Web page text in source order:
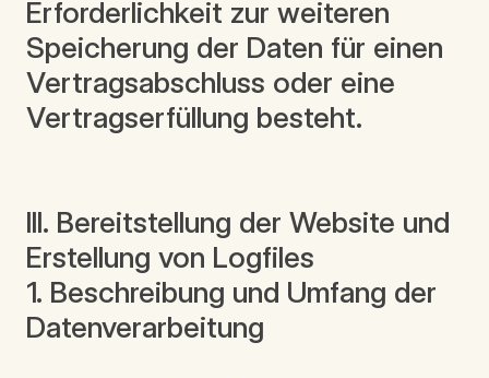
Erforderlichkeit zur weiteren
Speicherung der Daten für einen
Vertragsabschluss oder eine
Vertragserfüllung besteht.
III. Bereitstellung der Website und
Erstellung von Logfiles
1. Beschreibung und Umfang der
Datenverarbeitung